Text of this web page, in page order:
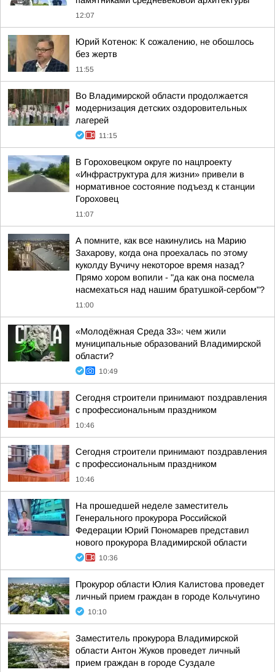
12:07
Юрий Котенок: К сожалению, не обошлось
без жертв
11:55
Во Владимирской области продолжается
модернизация детских оздоровительных
лагерей
11:15
В Гороховецком округе по нацпроекту
«Инфраструктура для жизни» привели в
нормативное состояние подъезд к станции
Гороховец
11:07
А помните, как все накинулись на Марию
Захарову, когда она проехалась по этому
куколду Вучичу некоторое время назад?
Прямо хором вопили - "да как она посмела
насмехаться над нашим братушкой-сербом"?
11:00
«Молодёжная Среда 33»: чем жили
муниципальные образований Владимирской
области?
10:49
Сегодня строители принимают поздравления
с профессиональным праздником
10:46
Сегодня строители принимают поздравления
с профессиональным праздником
10:46
На прошедшей неделе заместитель
Генерального прокурора Российской
Федерации Юрий Пономарев представил
нового прокурора Владимирской области
10:36
Прокурор области Юлия Калистова проведет
личный прием граждан в городе Кольчугино
10:10
Заместитель прокурора Владимирской
области Антон Жуков проведет личный
прием граждан в городе Суздале